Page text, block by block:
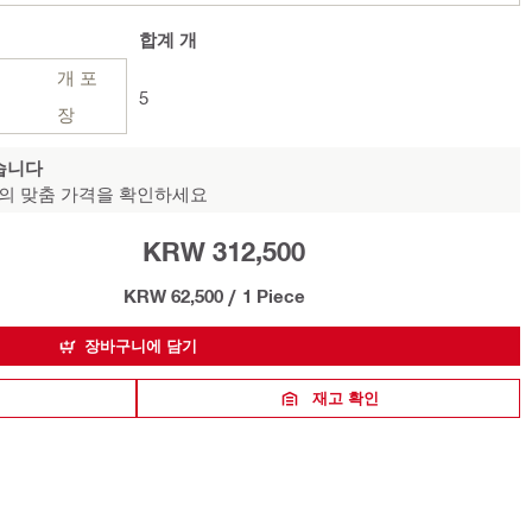
개 포
장
합계 개
5
니다
맞춤 가격을 확인하세요
KRW 312,500
KRW 62,500 / 1 Piece
장바구니에 담기
재고 확인